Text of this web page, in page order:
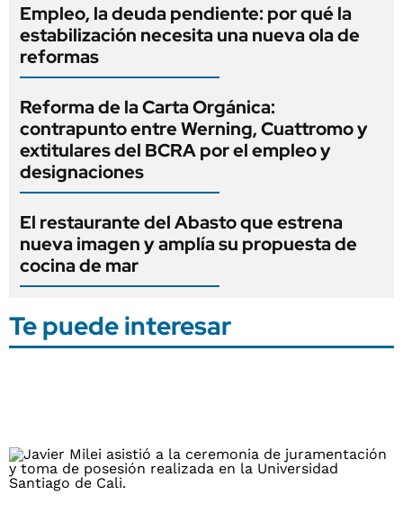
Empleo, la deuda pendiente: por qué la
estabilización necesita una nueva ola de
reformas
Reforma de la Carta Orgánica:
contrapunto entre Werning, Cuattromo y
extitulares del BCRA por el empleo y
designaciones
El restaurante del Abasto que estrena
nueva imagen y amplía su propuesta de
cocina de mar
Te puede interesar